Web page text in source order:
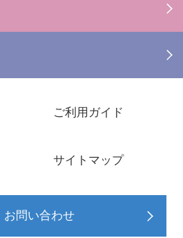
ご利用ガイド
サイトマップ
お問い合わせ